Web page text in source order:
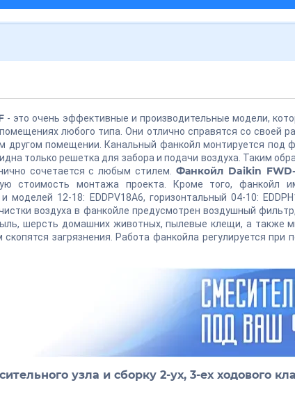
- это очень эффективные и производительные модели,
любого типа. Они отлично справятся со своей
другом помещении. Канальный фанкойл монтируется под
только решетка для забора и подачи воздуха. Таким
сочетается с любым стилем.
Фанкойл Daikin
стоимость монтажа проекта. Кроме того, фанкойл
моделей 12-18: EDDPV18A6, горизонтальный 04-10:
воздуха в фанкойле предусмотрен воздушный
шерсть домашних животных, пылевые клещи, а также
загрязнения. Работа фанкойла регулируется при
узла и сборку 2-ух, 3-ех ходового